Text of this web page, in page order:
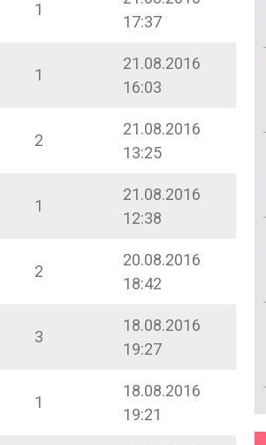
1
17:37
1
21.08.2016
16:03
2
21.08.2016
13:25
1
21.08.2016
12:38
2
20.08.2016
18:42
3
18.08.2016
19:27
1
18.08.2016
19:21